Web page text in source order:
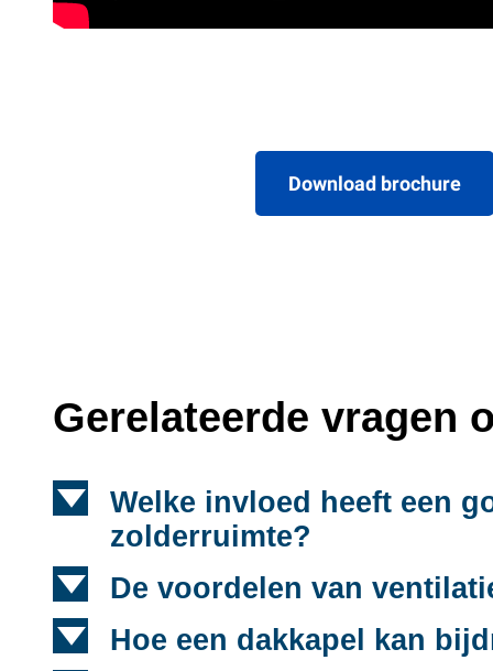
Download brochure
Gerelateerde vragen
d
Welke invloed heeft een
zolderruimte?
d De voordelen van
d Hoe een dakkapel kan